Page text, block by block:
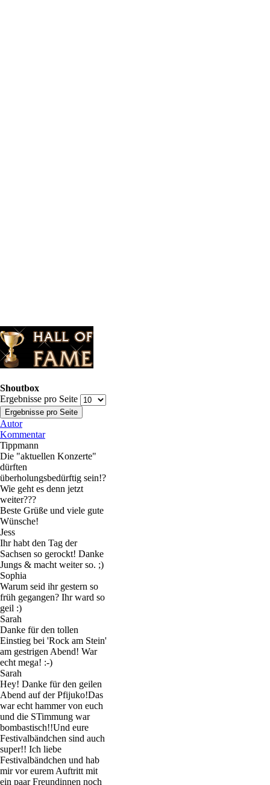
Shoutbox
Ergebnisse pro Seite
Autor
Kommentar
Tippmann
Die "aktuellen Konzerte"
dürften
überholungsbedürftig sein!?
Wie geht es denn jetzt
weiter???
Beste Grüße und viele gute
Wünsche!
Jess
Ihr habt den Tag der
Sachsen so gerockt! Danke
Jungs & macht weiter so. ;)
Sophia
Warum seid ihr gestern so
früh gegangen? Ihr ward so
geil :)
Sarah
Danke für den tollen
Einstieg bei 'Rock am Stein'
am gestrigen Abend! War
echt mega! :-)
Sarah
Hey! Danke für den geilen
Abend auf der Pfijuko!Das
war echt hammer von euch
und die STimmung war
bombastisch!!Und eure
Festivalbändchen sind auch
super!! Ich liebe
Festivalbändchen und hab
mir vor eurem Auftritt mit
ein paar Freundinnen noch